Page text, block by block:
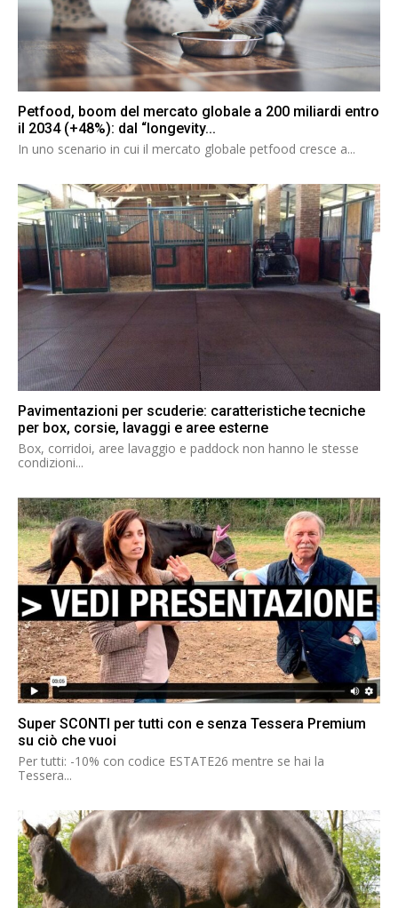
Petfood, boom del mercato globale a 200 miliardi entro
il 2034 (+48%): dal “longevity...
In uno scenario in cui il mercato globale petfood cresce a...
Pavimentazioni per scuderie: caratteristiche tecniche
per box, corsie, lavaggi e aree esterne
Box, corridoi, aree lavaggio e paddock non hanno le stesse
condizioni...
Super SCONTI per tutti con e senza Tessera Premium
su ciò che vuoi
Per tutti: -10% con codice ESTATE26 mentre se hai la
Tessera...